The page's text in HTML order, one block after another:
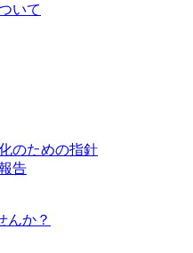
いて
のための指針
告
んか？